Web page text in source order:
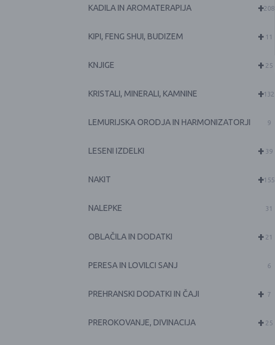
+
KADILA IN AROMATERAPIJA 208
+
KIPI, FENG SHUI, BUDIZEM 11
+
KNJIGE 25
+
KRISTALI, MINERALI, KAMNINE 132
LEMURIJSKA ORODJA IN HARMONIZATORJI 9
+
LESENI IZDELKI 39
+
NAKIT 155
NALEPKE 31
+
OBLAČILA IN DODATKI 21
PERESA IN LOVILCI SANJ 6
+
PREHRANSKI DODATKI IN ČAJI 7
+
PREROKOVANJE, DIVINACIJA 25